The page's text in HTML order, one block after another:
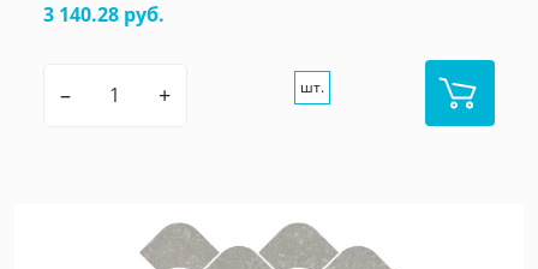
3 140.28 руб.
– + шт.